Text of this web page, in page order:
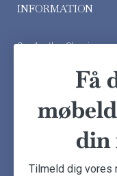
INFORMATION
Om Another Classic
Handelsbetingelser
Få
din
Tilmeld dig vores